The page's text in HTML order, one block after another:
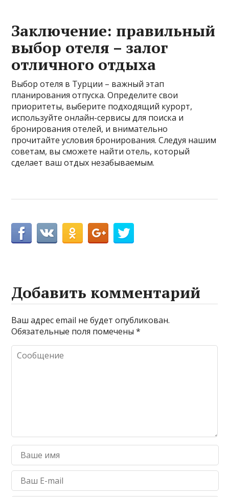
Заключение: правильный
выбор отеля – залог
отличного отдыха
Выбор отеля в Турции – важный этап
планирования отпуска. Определите свои
приоритеты, выберите подходящий курорт,
используйте онлайн-сервисы для поиска и
бронирования отелей, и внимательно
прочитайте условия бронирования. Следуя нашим
советам, вы сможете найти отель, который
сделает ваш отдых незабываемым.
Добавить комментарий
Ваш адрес email не будет опубликован.
Обязательные поля помечены*